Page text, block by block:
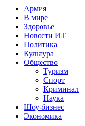
Армия
В мире
Здоровье
Новости ИТ
Политика
Культура
Общество
Туризм
Спорт
Криминал
Наука
Шоу-бизнес
Экономика